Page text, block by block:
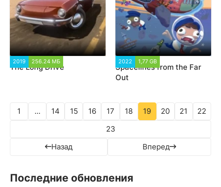
2019 256.24 МБ
The Long Drive
2022 1,77 GB
Spacelines from the Far
Out
Назад
1 ... 14 15 16 17 18 19 20 21
22
23
Вперед
Последние обновления